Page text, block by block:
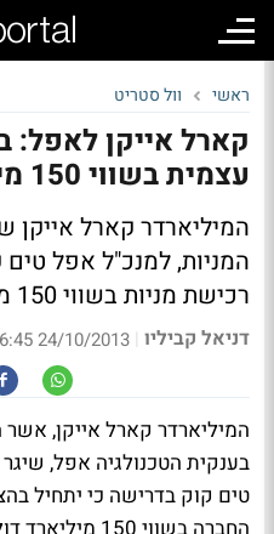
ראשי וול סטריט
קארל אייקן
עצמית בשווי 150 מיליארד ד'
המיליארדר קארל
המניות, למנכ"ל אפל
רכישת מניות בשווי 150 מיליארד דולר
דניאל קביליו |
24/10/2013 16:45
המיליארדר קארל אייקן, אשר
בענקית הטכנולגיה אפל,
טים קוק בדרישה כי יתחיל